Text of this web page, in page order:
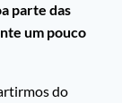
parte das
um pouco
do